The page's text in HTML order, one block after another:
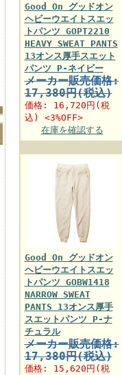
Good On グッドオン
ヘビーウエイトスエッ
トパンツ GOPT2210
HEAVY SWEAT PANTS
13オンス厚手スエット
パンツ P-ネイビー
メーカー販売価格:
17,380円(税込)
価格: 16,720円 (税
込) <3%OFF>
在庫を確認する
Good On グッドオン
ヘビーウエイトスエッ
トパンツ GOBW1418
NARROW SWEAT
PANTS 13オンス厚手
スエットパンツ P-ナ
チュラル
メーカー販売価格:
17,380円(税込)
価格: 15,620円 (税